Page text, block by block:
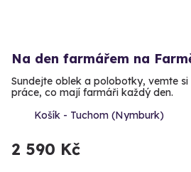
Na den farmářem na
Sundejte oblek a polobotky, vemte
práce, co mají farmáři každý den.
Košík - Tuchom (Nymburk)
2 590 Kč